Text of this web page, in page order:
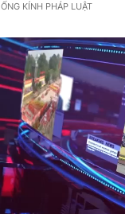
| ỐNG KÍNH PHÁP LUẬT